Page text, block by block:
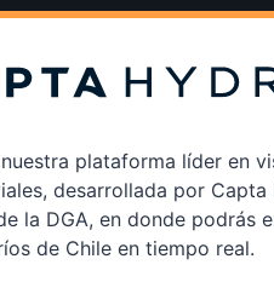
plataforma líder en
desarrollada por
la DGA, en donde podrás
de Chile en tiempo real.